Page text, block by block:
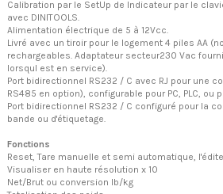
Calibration par le SetUp de lndicateur par le
avec DINITOOLS.
Alimentation électrique de 5 à 12Vcc.
Livré avec un tiroir pour le logement 4 piles AA
rechargeables. Adaptateur secteur230 Vac
lorsqul est en service).
Port bidirectionnel RS232 / C avec RJ pour une
RS485 en option), configurable pour PC, PLC, ou
Port bidirectionnel RS232 / C configuré pour la
bande ou d'étiquetage.
Fonctions
Reset, Tare manuelle et semi automatique,
Visualiser en haute résolution x 10
Net/Brut ou conversion lb/kg